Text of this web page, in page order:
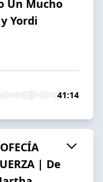
Un Mucho
Yordi
41:14
| De